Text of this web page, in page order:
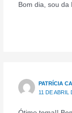
Bom dia, sou da
PATRÍCIA
11 DE ABRIL